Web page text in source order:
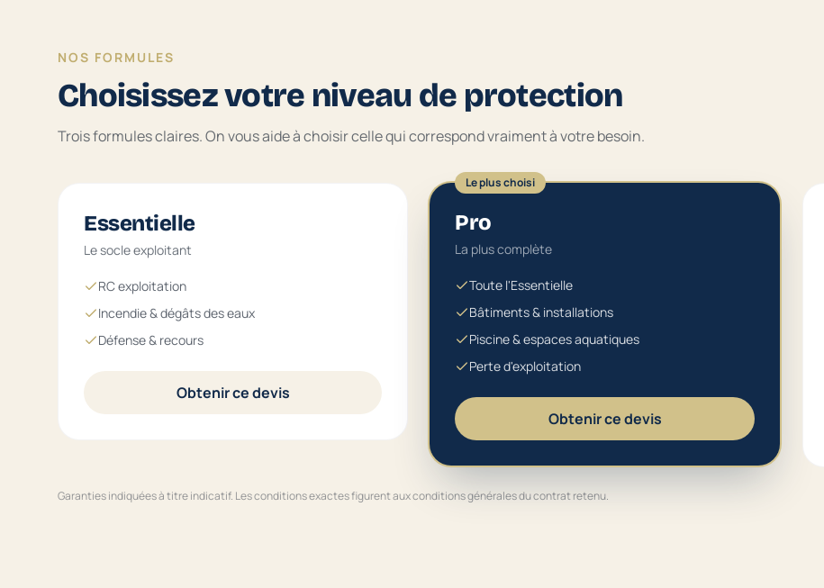
NOS FORMULES
Choisissez votre niveau de protection
Trois formules claires. On vous aide à choisir celle qui correspond vraiment à votre besoin.
Essentielle
Le socle exploitant
RC exploitation
Incendie & dégâts des eaux
Défense & recours
Obtenir ce devis
Le plus choisi
Pro
La plus complète
Toute l'Essentielle
Bâtiments & installations
Piscine & espaces aquatiques
Perte d'exploitation
Obtenir ce devis
Garanties indiquées à titre indicatif. Les conditions exactes figurent aux conditions générales du contrat retenu.